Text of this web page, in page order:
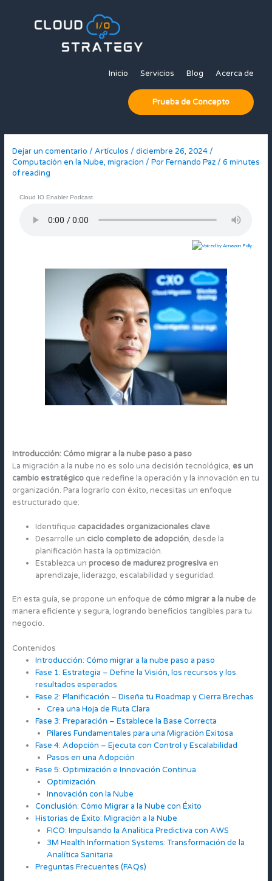
contenido
Inicio Servicios Blog Acerca de
Prueba de Concepto
Dejar un comentario / Artículos / diciembre 26, 2024/
Computación en la Nube, migracion / PorFernando Paz/ 6 minutes
of reading
Cloud IO Enabler Podcast
Introducción: Cómo migrar a la nube paso a paso
La migración a la nube no es solo una decisión tecnológica, es un
cambio estratégicoque redefine la operación y la innovación en tu
organización. Para lograrlo con éxito, necesitas un enfoque
estructurado que:
Identifique capacidades organizacionales clave.
Desarrolle un ciclo completo de adopción, desde la
planificación hasta la optimización.
Establezca un proceso de madurez progresivaen
aprendizaje, liderazgo, escalabilidad y seguridad.
En esta guía, se propone un enfoque de cómo migrar a la nubede
manera eficiente y segura, logrando beneficios tangibles para tu
negocio.
Contenidos
Introducción: Cómo migrar a la nube paso a paso
Fase 1: Estrategia – Define la Visión, los recursos y los
resultados esperados
Fase 2: Planificación – Diseña tu Roadmap y Cierra Brechas
Crea una Hoja de Ruta Clara
Fase 3: Preparación – Establece la Base Correcta
Pilares Fundamentales para una Migración Exitosa
Fase 4: Adopción – Ejecuta con Control y Escalabilidad
Pasos en una Adopción
Fase 5: Optimización e Innovación Continua
Optimización
Innovación con la Nube
Conclusión: Cómo Migrar a la Nube con Éxito
Historias de Éxito: Migración a la Nube
FICO: Impulsando la Analítica Predictiva con AWS
3M Health Information Systems: Transformación de la
Analítica Sanitaria
Preguntas Frecuentes (FAQs)